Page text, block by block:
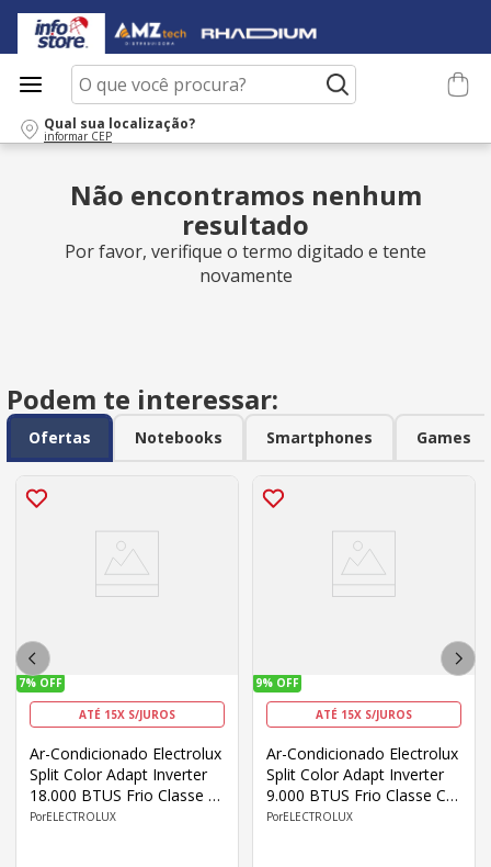
O que você procura?
Qual sua localização?
informar CEP
Não encontramos nenhum
resultado
Por favor, verifique o termo digitado e tente
novamente
Podem te interessar:
Ofertas Notebooks Smartphones Games
7% OFF
ATÉ 15X S/JUROS
Ar-Condicionado Electrolux
Split Color Adapt Inverter
18.000 BTUS Frio Classe C
JE18F/JI18F
ELECTROLUX
9% OFF
ATÉ 15X S/JUROS
Ar-Condicionado Electrolux
Split Color Adapt Inverter
9.000 BTUS Frio Classe C
Wi-Fi YE09F/YI09F
ELECTROLUX